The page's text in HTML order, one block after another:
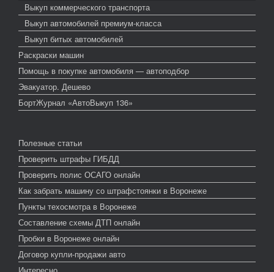
Выкуп коммерческого транспорта
Выкуп автомобилей премиум-класса
Выкуп битых автомобилей
Раскраски машин
Помощь в покупке автомобиля — автоподбор
Эвакуатор. Дешево
БортЖурнал «АвтоВыкуп 136»
Полезные статьи
Проверить штрафы ГИБДД
Проверить полис ОСАГО онлайн
Как забрать машину со штрафстоянки в Воронеже
Пункты техосмотра в Воронеже
Составление схемы ДТП онлайн
Пробки в Воронеже онлайн
Договор купли-продажи авто
Интересно